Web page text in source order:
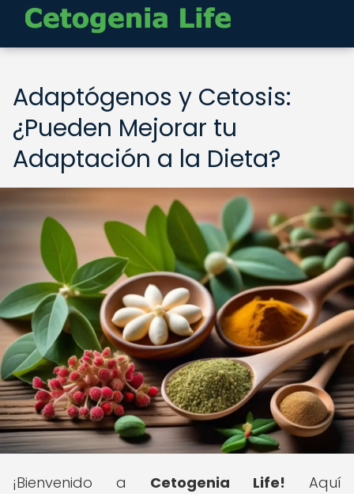
Adaptógenos y Cetosis:
¿Pueden Mejorar tu
Adaptación a la Dieta?
¡Bienvenido a Cetogenia Life! Aquí